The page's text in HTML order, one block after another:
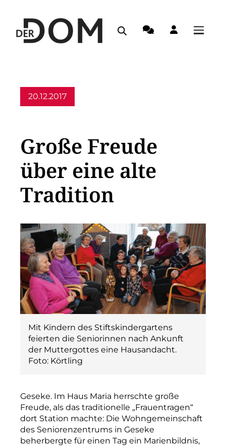
20.12.2017
Große Freude
über eine alte
Tradition
Mit Kindern des Stiftskindergartens
feierten die Seniorinnen nach Ankunft
der Muttergottes eine Hausandacht.
Foto: Körtling
Geseke. Im Haus Maria herrschte große
Freude, als das traditionelle „Frauentragen“
dort Station machte: Die Wohngemeinschaft
des Seniorenzentrums in Geseke
beherbergte für einen Tag ein Marienbildnis,